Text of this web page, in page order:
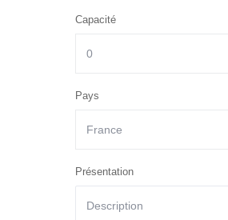
Capacité
Pays
Présentation